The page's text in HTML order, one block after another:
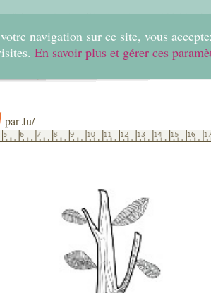
navigation sur ce site, vous
En savoir plus et gérer ces
par Ju/